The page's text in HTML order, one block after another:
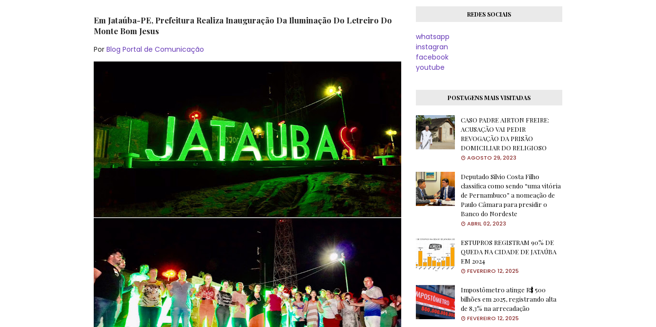
Em Jataúba-PE, Prefeitura Realiza Inauguração Da Iluminação Do Letreiro Do
Monte Bom Jesus
Por Blog Portal de Comunicação
REDES SOCIAIS
whatsapp
instagran
facebook
youtube
POSTAGENS MAIS VISITADAS
CASO PADRE AIRTON FREIRE:
ACUSAÇÃO VAI PEDIR
REVOGAÇÃO DA PRISÃO
DOMICILIAR DO RELIGIOSO
AGOSTO 29, 2023
Deputado Silvio Costa Filho
classifica como sendo “uma vitória
de Pernambuco” a nomeação de
Paulo Câmara para presidir o
Banco do Nordeste
ABRIL 02, 2023
ESTUPROS REGISTRAM 90% DE
QUEDA NA CIDADE DE JATAÚBA
EM 2024
FEVEREIRO 12, 2025
Impostômetro atinge R$ 500
bilhões em 2025, registrando alta
de 8,3% na arrecadação
FEVEREIRO 12, 2025